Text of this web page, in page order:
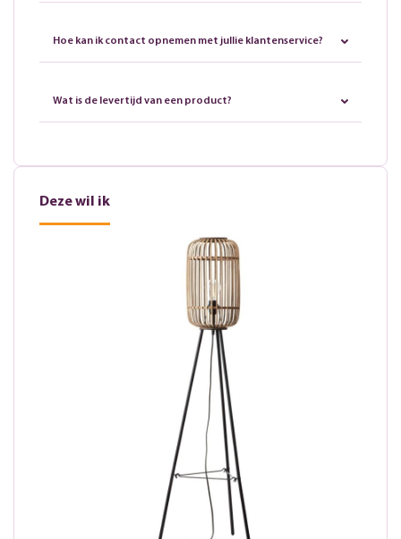
Hoe kan ik contact opnemen met jullie klantenservice?
Wat is de levertijd van een product?
Deze wil ik